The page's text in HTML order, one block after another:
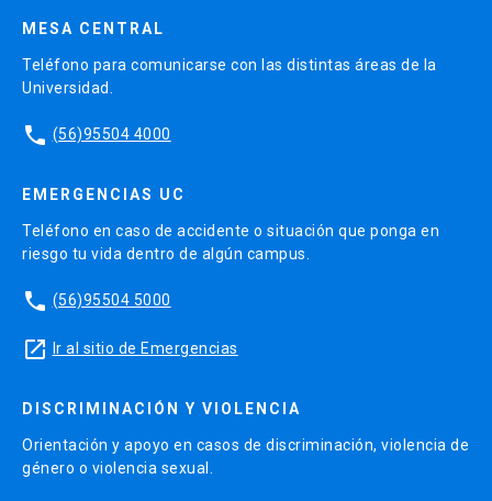
MESA CENTRAL
Teléfono para comunicarse con las distintas áreas de la
Universidad.
phone (56)95504 4000
EMERGENCIAS UC
Teléfono en caso de accidente o situación que ponga en
riesgo tu vida dentro de algún campus.
phone (56)95504 5000
launch Ir al sitio de Emergencias
DISCRIMINACIÓN Y VIOLENCIA
Orientación y apoyo en casos de discriminación, violencia de
género o violencia sexual.